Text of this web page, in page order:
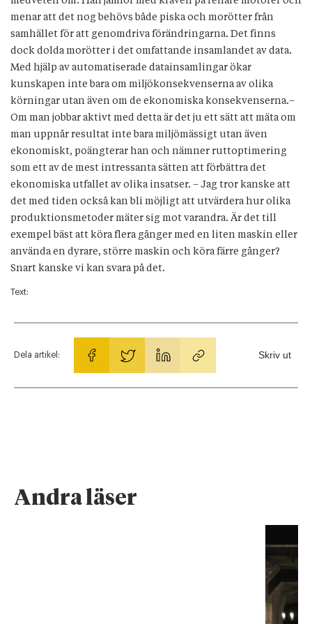
menar att det nog behövs både piska och morötter från
samhället för att genomdriva förändringarna. Det finns
dock dolda morötter i det omfattande insamlandet av data.
Med hjälp av automatiserade datainsamlingar ökar
kunskapen inte bara om miljökonsekvenserna av olika
körningar utan även om de ekonomiska konsekvenserna.–
Om man jobbar aktivt med detta är det ju ett sätt att mäta om
man uppnår resultat inte bara miljömässigt utan även
ekonomiskt, poängterar han och nämner ruttoptimering
som ett av de mest intressanta sätten att förbättra det
ekonomiska utfallet av olika insatser. – Jag tror kanske att
det med tiden också kan bli möjligt att utvärdera hur olika
produktionsmetoder mäter sig mot varandra. Är det till
exempel bäst att köra flera gånger med en liten maskin eller
använda en dyrare, större maskin och köra färre gånger?
Snart kanske vi kan svara på det.
Text:
Dela artikel: Skriv ut
Andra läser